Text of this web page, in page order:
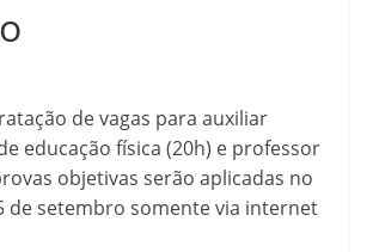
de vagas para auxiliar
educação física (20h) e professor
objetivas serão aplicadas no
de setembro somente via internet